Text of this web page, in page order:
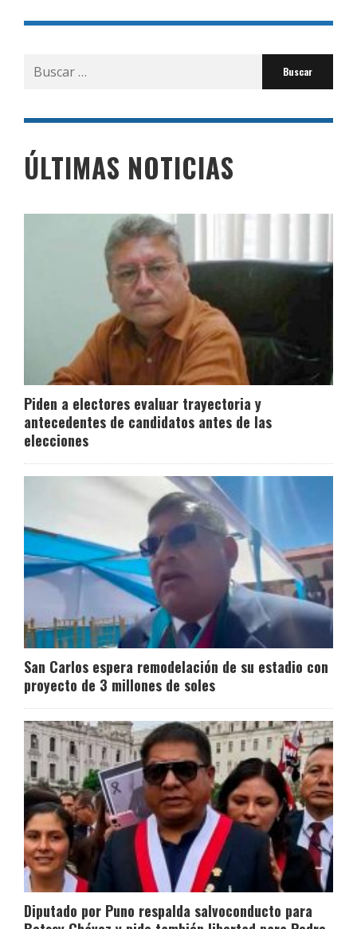
Buscar
por:
ÚLTIMAS NOTICIAS
Piden a electores evaluar trayectoria y
antecedentes de candidatos antes de las
elecciones
San Carlos espera remodelación de su estadio con
proyecto de 3 millones de soles
Diputado por Puno respalda salvoconducto para